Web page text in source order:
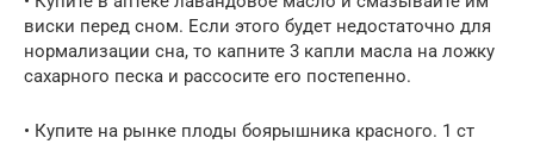
виски перед сном. Если этого будет недостаточно для
нормализации сна, то капните 3 капли масла на ложку
сахарного песка и рассосите его постепенно.
• Купите на рынке плоды боярышника красного. 1 ст